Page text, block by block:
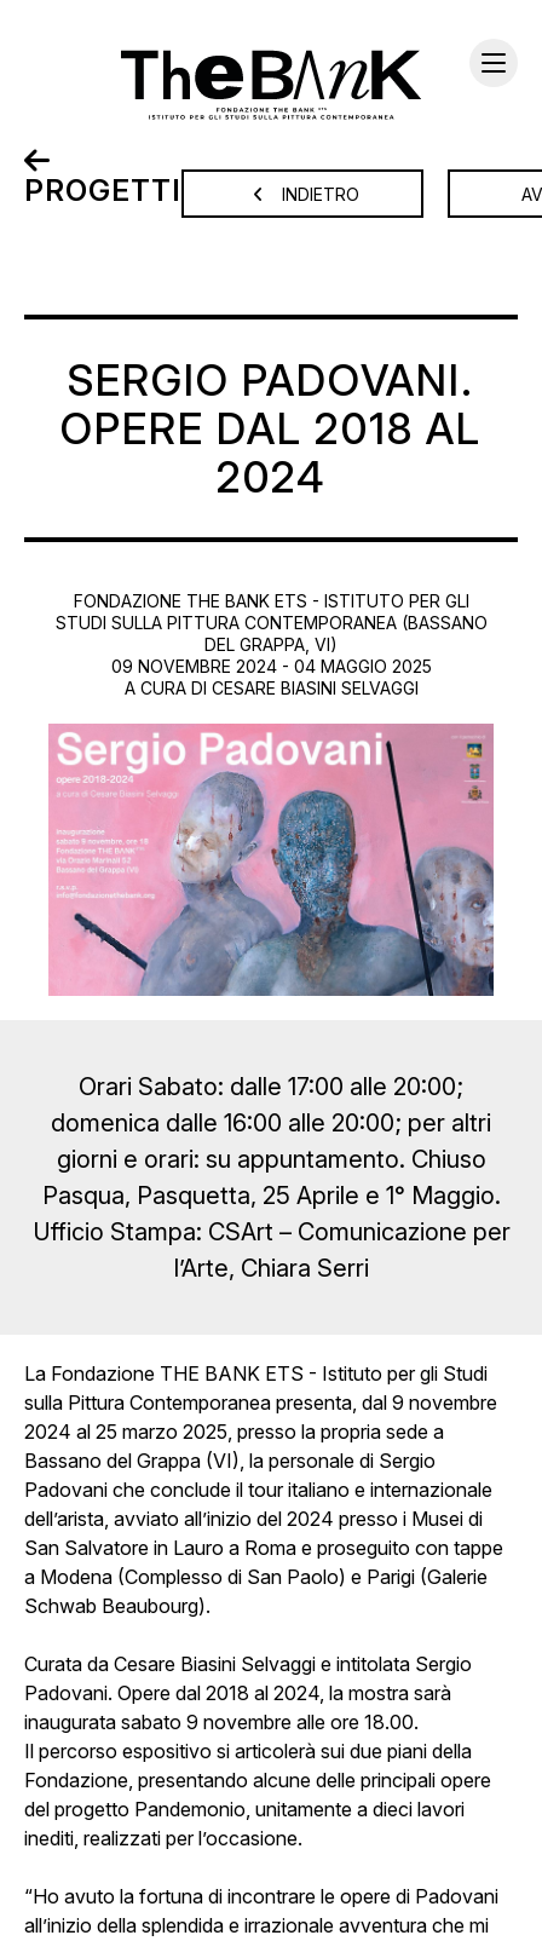
PROGETTI INDIETRO
SERGIO PADOVANI.
OPERE DAL 2018 AL
2024
FONDAZIONE THE BANK ETS - ISTITUTO PER GLI
STUDI SULLA PITTURA CONTEMPORANEA (BASSANO
DEL GRAPPA, VI)
09 NOVEMBRE 2024 - 04 MAGGIO 2025
A CURA DI CESARE BIASINI SELVAGGI
Orari Sabato: dalle 17:00 alle 20:00;
domenica dalle 16:00 alle 20:00; per altri
giorni e orari: su appuntamento. Chiuso
Pasqua, Pasquetta, 25 Aprile e 1° Maggio.
Ufficio Stampa: CSArt – Comunicazione per
l’Arte, Chiara Serri
La Fondazione THE BANK ETS - Istituto per gli Studi
sulla Pittura Contemporanea presenta, dal 9 novembre
2024 al 25 marzo 2025, presso la propria sede a
Bassano del Grappa (VI), la personale di Sergio
Padovani che conclude il tour italiano e internazionale
dell’arista, avviato all’inizio del 2024 presso i Musei di
San Salvatore in Lauro a Roma e proseguito con tappe
a Modena (Complesso di San Paolo) e Parigi (Galerie
Schwab Beaubourg).
Curata da Cesare Biasini Selvaggi e intitolata Sergio
Padovani. Opere dal 2018 al 2024, la mostra sarà
inaugurata sabato 9 novembre alle ore 18.00.
Il percorso espositivo si articolerà sui due piani della
Fondazione, presentando alcune delle principali opere
del progetto Pandemonio, unitamente a dieci lavori
inediti, realizzati per l’occasione.
“Ho avuto la fortuna di incontrare le opere di Padovani
all’inizio della splendida e irrazionale avventura che mi